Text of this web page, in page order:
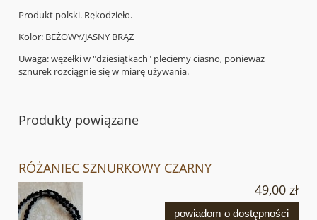
Produkt polski. Rękodzieło.
Kolor: BEŻOWY/JASNY BRĄZ
Uwaga: węzełki w "dziesiątkach" pleciemy ciasno, ponieważ
sznurek rozciągnie się w miarę używania.
Produkty powiązane
RÓŻANIEC SZNURKOWY CZARNY
49,00 zł
powiadom o dostępności